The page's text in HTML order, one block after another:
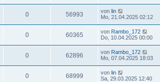
0 56993 von lin
Mo, 21.04.2025 02:12
0 60365 von Rambo_172
Do, 10.04.2025 00:00
0 62896 von Rambo_172
Mo, 07.04.2025 18:03
0 68999 von lin
Sa, 29.03.2025 12:40